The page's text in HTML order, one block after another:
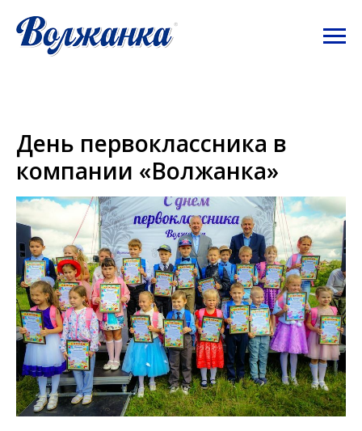
День первоклассника в
компании «Волжанка»